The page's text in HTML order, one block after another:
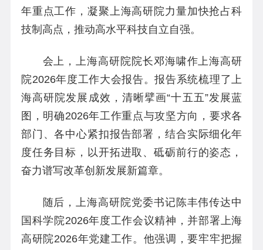
年重点工作，凝聚上海高研院力量加快抢占科
技制高点，推动高水平科技自立自强。
会上，上海高研院院长邓海啸作上海高研
院2026年度工作大会报告。报告系统梳理了上
海高研院发展成效，清晰擘画“十五五”发展蓝
图，明确2026年工作重点与攻坚方向，要求各
部门、各中心紧扣报告部署，结合实际细化年
度任务目标，以开拓进取、砥砺前行的姿态，
奋力谱写改革创新发展新篇章。
随后，上海高研院党委书记陈丰伟传达中
国科学院2026年度工作会议精神，并部署上海
高研院2026年党建工作。他强调，要牢牢把握